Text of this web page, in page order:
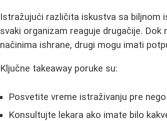
Istražujući različita iskustva sa biljnom
svaki organizam reaguje drugačije.
načinima ishrane, drugi mogu imati
Ključne takeaway poruke su:
Posvetite vreme istraživanju pre
Konsultujte lekara ako imate bilo